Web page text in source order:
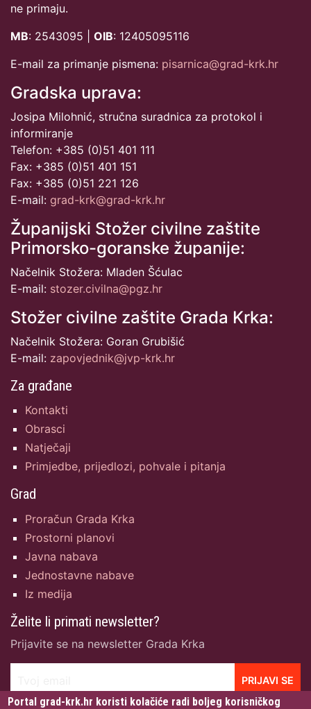
ne primaju.
MB: 2543095 | OIB: 12405095116
E-mail za primanje pismena: pisarnica@grad-krk.hr
Gradska uprava:
Josipa Milohnić, stručna suradnica za protokol i
informiranje
Telefon: +385 (0)51 401 111
Fax: +385 (0)51 401 151
Fax: +385 (0)51 221 126
E-mail: grad-krk@grad-krk.hr
Županijski Stožer civilne zaštite
Primorsko-goranske županije:
Načelnik Stožera: Mladen Šćulac
E-mail: stozer.civilna@pgz.hr
Stožer civilne zaštite Grada Krka:
Načelnik Stožera: Goran Grubišić
E-mail: zapovjednik@jvp-krk.hr
Za građane
Kontakti
Obrasci
Natječaji
Primjedbe, prijedlozi, pohvale i pitanja
Grad
Proračun Grada Krka
Prostorni planovi
Javna nabava
Jednostavne nabave
Iz medija
Želite li primati newsletter?
Prijavite se na newsletter Grada Krka
PRIJAVI SE
Portal grad-krk.hr koristi kolačiće radi boljeg korisničkog